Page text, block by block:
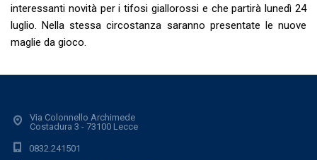
interessanti novità per i tifosi giallorossi e che partirà lunedì 24
luglio. Nella stessa circostanza saranno presentate le nuove
maglie da gioco.
Via Colonnello Archimede
Costadura 3 - 73100 Lecce
0832.241501